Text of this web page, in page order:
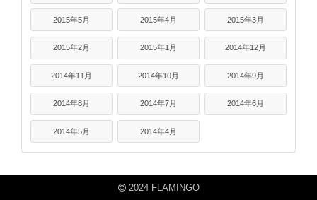
2015年5月 2015年4月 2015年3月
2015年2月 2015年1月 2014年12月
2014年11月 2014年10月 2014年9月
2014年8月 2014年7月 2014年6月
2014年5月 2014年4月
2024 FLAMINGO